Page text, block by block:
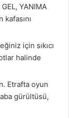
YANIMA
için sıkıcı
halinde
Etrafta oyun
gürültüsü,